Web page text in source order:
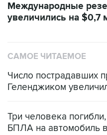
Международные
увеличились на $0,7
САМОЕ ЧИТАЕМОЕ
Число пострадавших
Геленджиком
Три человека
БПЛА на автомобиль